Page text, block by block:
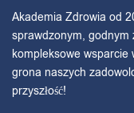
Akademia Zdrowia od
sprawdzonym, godnym
kompleksowe wsparcie
grona naszych
przyszłość!